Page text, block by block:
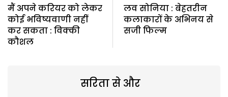
मैं अपने करियर को लेकर
कोई भविष्यवाणी नहीं
कर सकता : विक्की
कौशल
लव सोनिया : बेहतरीन
कलाकारों के अभिनय से
सजी फिल्म
सरिता से और